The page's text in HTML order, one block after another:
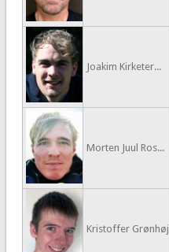
Joakim Kirketer...
Morten Juul Ros...
Kristoffer Grønhøj